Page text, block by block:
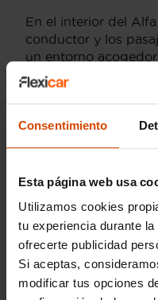
Consentimiento
Esta página web usa
Utilizamos cookies
tu experiencia durante
ofrecerte publicidad
Si aceptas,
modificar tus opciones
En el interior del
conductor y los
un entorno
diseño ergonómico y
el confort está
delanteros son
envolvente,
Seguridad al
Evaluación
Giulietta
La seguridad es una